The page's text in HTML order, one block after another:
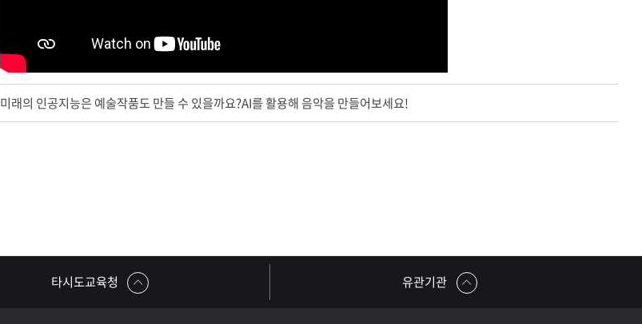
미래의 인공지능은 예술작품도 만들 수 있을까요?AI를 활용해 음악을 만들어보세요!
타시도교육청 유관기관